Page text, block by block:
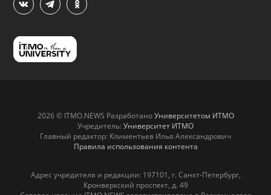
2026 © ITMO.NEWS РазработаноУниверситетом ИТМО
Учредитель: Университет ИТМО
Главный редактор: Климентьев Илья Александрович
Правила использования контента
Адрес учредителя и редакции: 197101, г. Санкт-Петербург,
Кронверкский проспект, д. 49